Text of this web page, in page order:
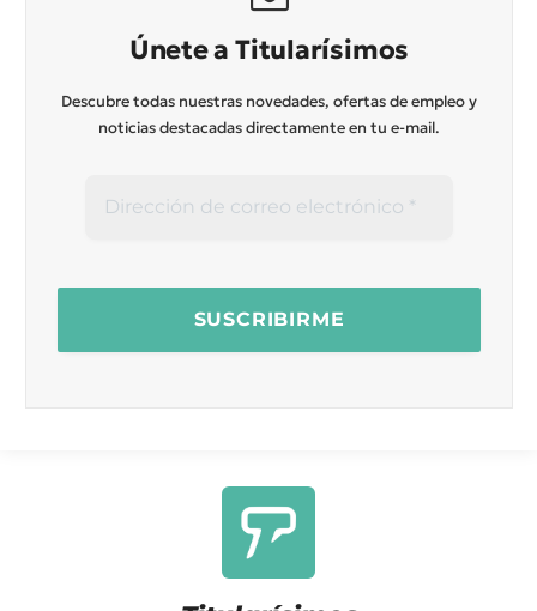
Únete a Titularísimos
Descubre todas nuestras novedades, ofertas de empleo y
noticias destacadas directamente en tu e-mail.